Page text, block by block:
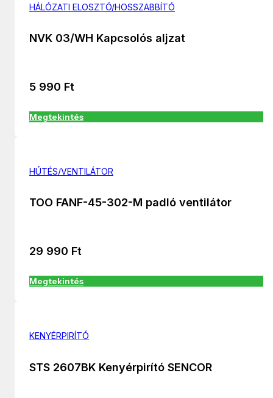
HÁLÓZATI ELOSZTÓ/HOSSZABBÍTÓ
NVK 03/WH Kapcsolós aljzat
5 990 Ft
Megtekintés
HÚTÉS/VENTILÁTOR
TOO FANF-45-302-M padló ventilátor
29 990 Ft
Megtekintés
KENYÉRPIRÍTÓ
STS 2607BK Kenyérpirító SENCOR